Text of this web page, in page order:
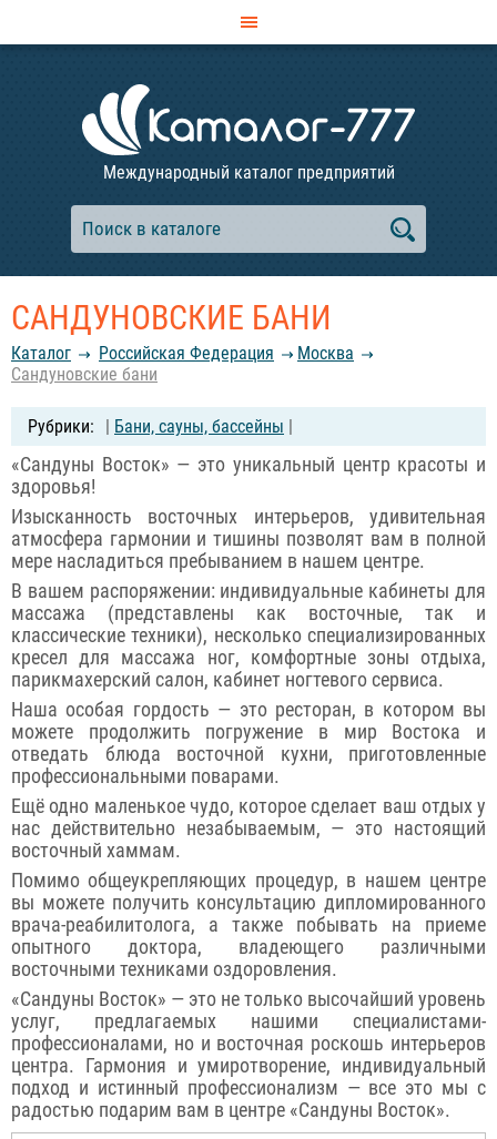
Международный каталог предприятий
САНДУНОВСКИЕ БАНИ
Каталог Российcкая Федерация
Москва
Сандуновские бани
| Бани, сауны, бассейны |
«Сандуны Восток» — это уникальный центр красоты и
здоровья!
Изысканность восточных интерьеров, удивительная
атмосфера гармонии и тишины позволят вам в полной
мере насладиться пребыванием в нашем центре.
В вашем распоряжении: индивидуальные кабинеты для
массажа (представлены как восточные, так и
классические техники), несколько специализированных
кресел для массажа ног, комфортные зоны отдыха,
парикмахерский салон, кабинет ногтевого сервиса.
Наша особая гордость — это ресторан, в котором вы
можете продолжить погружение в мир Востока и
отведать блюда восточной кухни, приготовленные
профессиональными поварами.
Ещё одно маленькое чудо, которое сделает ваш отдых у
нас действительно незабываемым, — это настоящий
восточный хаммам.
Помимо общеукрепляющих процедур, в нашем центре
вы можете получить консультацию дипломированного
врача-реабилитолога, а также побывать на приеме
опытного доктора, владеющего различными
восточными техниками оздоровления.
«Сандуны Восток» — это не только высочайший уровень
услуг, предлагаемых нашими специалистами-
профессионалами, но и восточная роскошь интерьеров
центра. Гармония и умиротворение, индивидуальный
подход и истинный профессионализм — все это мы с
радостью подарим вам в центре «Сандуны Восток».